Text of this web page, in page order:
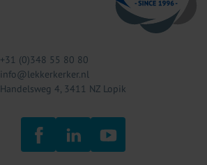
+31 (0)348 55 80 80
info@lekkerkerker.nl
Handelsweg 4, 3411 NZ Lopik